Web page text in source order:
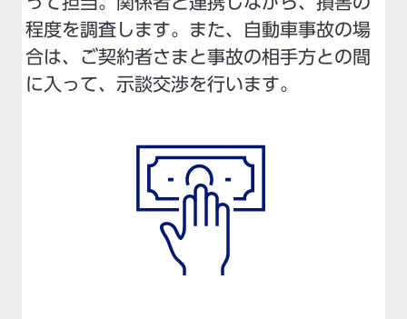
程度を調査します。また、自動車事故の場
合は、ご契約者さまと事故の相手方との間
に入って、示談交渉を行います。